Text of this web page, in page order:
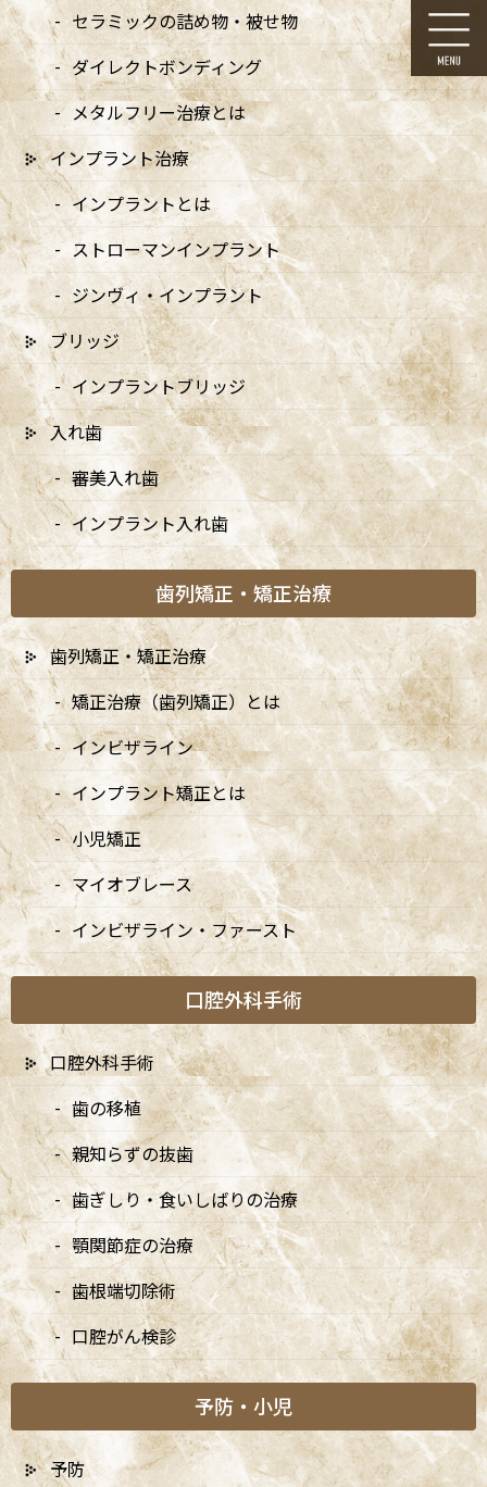
コ
ン
テ
ン
ツ
に
移
動
ナ
ビ
ゲ
ー
シ
ョ
ン
に
移
動 メディア
HOME メディア opn – 3_アートボード 1-01
2024/09/28
opn – 3_アートボード 1-01
Access
阿佐ヶ谷ことぶき歯科・矯正歯科
阿佐ヶ谷の歯医者「阿佐ヶ谷ことぶき歯科・矯正歯科」は、JR中
央線(快速)「阿佐ケ谷駅」徒歩0分 / JR中央/総武線「阿佐ケ谷駅」
徒歩0分 / 東京メトロ丸ノ内線「南阿佐ケ谷駅」徒歩8分の、駅す
ぐでとても通いやすい場所にある歯医者です。杉並区や中野区、新
宿、東京都内、隣接県や遠方からも患者様に来院頂きやすい環境
セラミックの詰め物・被せ物
ダイレクトボンディング
メタルフリー治療とは
インプラント治療
インプラントとは
ストローマンインプラント
ジンヴィ・インプラント
ブリッジ
インプラントブリッジ
入れ歯
審美入れ歯
インプラント入れ歯
歯列矯正・矯正治療
歯列矯正・矯正治療
矯正治療（歯列矯正）とは
インビザライン
インプラント矯正とは
小児矯正
マイオブレース
インビザライン・ファースト
口腔外科手術
口腔外科手術
歯の移植
親知らずの抜歯
歯ぎしり・食いしばりの治療
顎関節症の治療
歯根端切除術
口腔がん検診
予防・小児
予防